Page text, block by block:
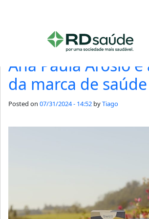
Category
Ana Paula Arósio
da marca de
Posted on 07/31/2024 - 14:52 byTiago